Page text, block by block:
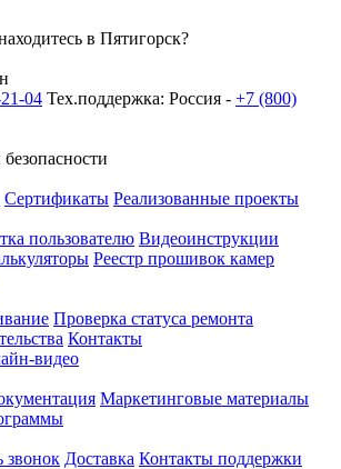
в Пятигорск?
04 Тех.поддержка: Россия - +7 (800)
Сертификаты Реализованные проекты
пользователю Видеоинструкции
Реестр прошивок камер
Проверка статуса ремонта
Контакты
видео
Маркетинговые материалы
звонок Доставка Контакты поддержки